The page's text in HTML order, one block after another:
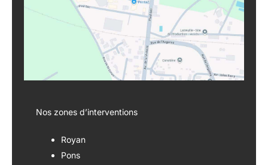
Nos zones d’interventions
Royan
Pons